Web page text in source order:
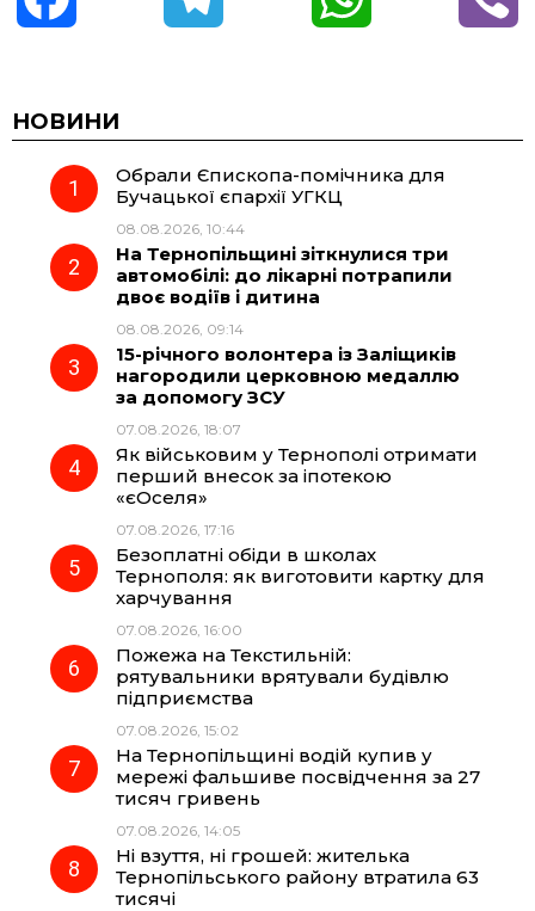
c
e
o
o
e
g
r
a
m
t
p
НОВИНИ
Обрали Єпископа-помічника для
Бучацької єпархії УГКЦ
08.08.2026, 10:44
На Тернопільщині зіткнулися три
автомобілі: до лікарні потрапили
двоє водіїв і дитина
08.08.2026, 09:14
15-річного волонтера із Заліщиків
нагородили церковною медаллю
за допомогу ЗСУ
07.08.2026, 18:07
Як військовим у Тернополі отримати
перший внесок за іпотекою
«єОселя»
07.08.2026, 17:16
Безоплатні обіди в школах
Тернополя: як виготовити картку для
харчування
07.08.2026, 16:00
Пожежа на Текстильній:
рятувальники врятували будівлю
підприємства
07.08.2026, 15:02
На Тернопільщині водій купив у
мережі фальшиве посвідчення за 27
тисяч гривень
07.08.2026, 14:05
Ні взуття, ні грошей: жителька
Тернопільського району втратила 63
тисячі